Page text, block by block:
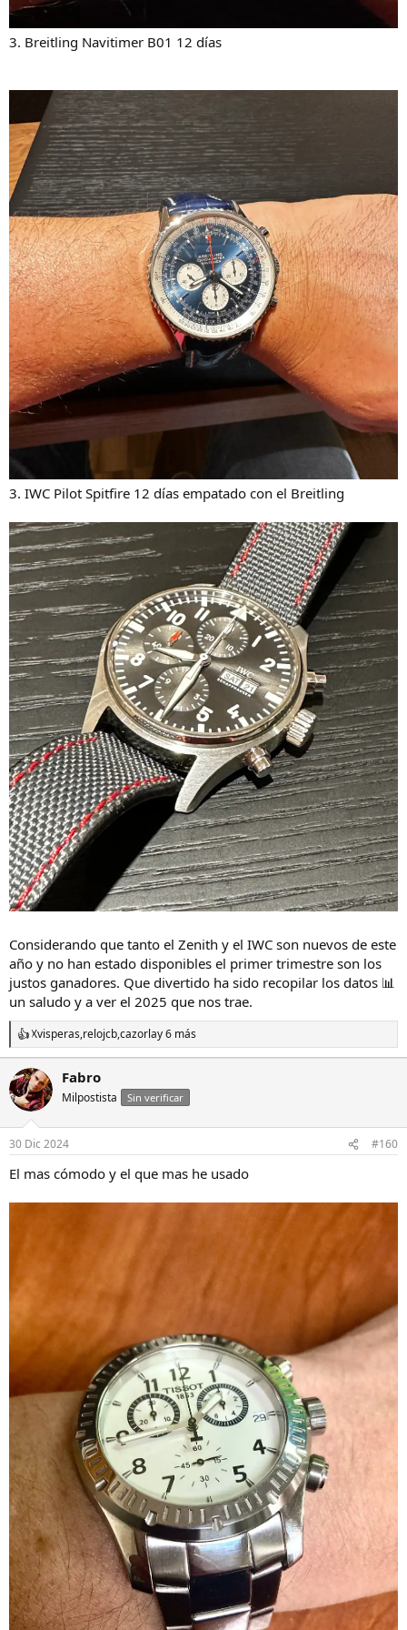
3. Breitling Navitimer B01 12 días
3. IWC Pilot Spitfire 12 días empatado con el Breitling
Considerando que tanto el Zenith y el IWC son nuevos de este
año y no han estado disponibles el primer trimestre son los
justos ganadores. Que divertido ha sido recopilar los datos 📊
un saludo y a ver el 2025 que nos trae.
R
e
a
c
c
i
o
n
e
s
Xvisperas,relojcb,cazorlay 6 más
Fabro
Milpostista Sin verificar
30 Dic 2024 #160
El mas cómodo y el que mas he usado